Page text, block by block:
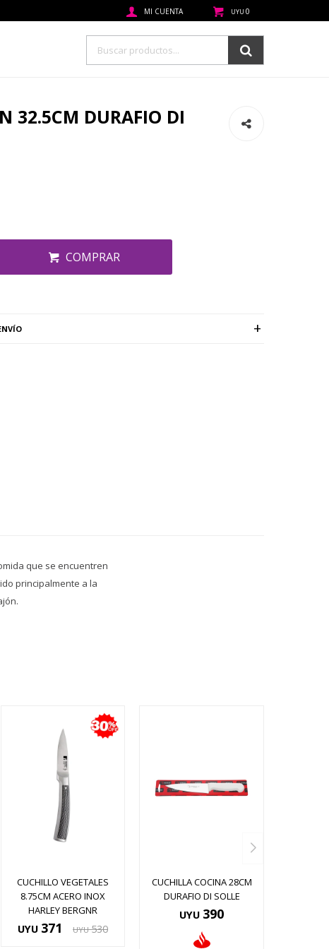
UYU 0
32.5CM DURAFIO DI
COMPRAR
que se encuentren
principalmente a la
CUCHILLO VEGETALES
8.75CM ACERO INOX
HARLEY BERGNR
UYU 371 UYU 530
CUCHILLA COCINA 28CM
DURAFIO DI SOLLE
UYU 390